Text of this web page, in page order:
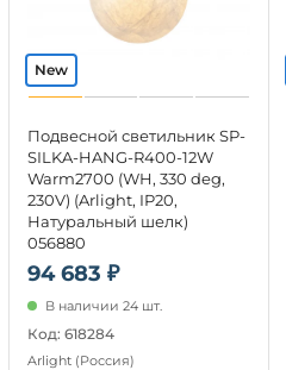
94 683 ₽
Подвесной светильник SP-
SILKA-HANG-R400-12W
Warm2700 (WH, 330 deg,
230V) (Arlight, IP20,
Натуральный шелк)
056880
В наличии 24 шт.
Код: 618284
Arlight (Россия)